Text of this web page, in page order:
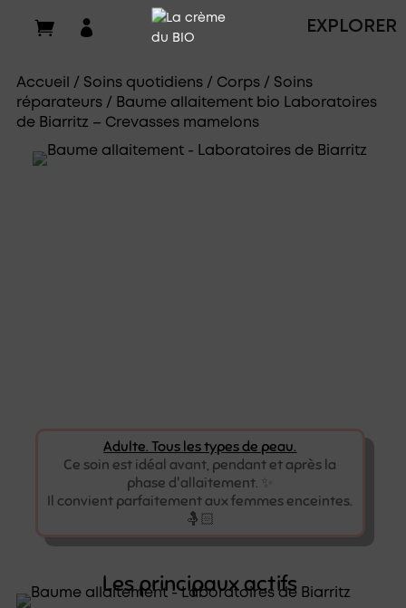
EXPLORER

Accueil / Soins quotidiens / Corps / Soins
réparateurs / Baume allaitement bio Laboratoires
de Biarritz – Crevasses mamelons
Adulte. Tous les types de peau.
Ce soin est idéal avant, pendant et après la
phase d'allaitement. ✨
Il convient parfaitement aux femmes enceintes.
🤱🏻
Les principaux actifs